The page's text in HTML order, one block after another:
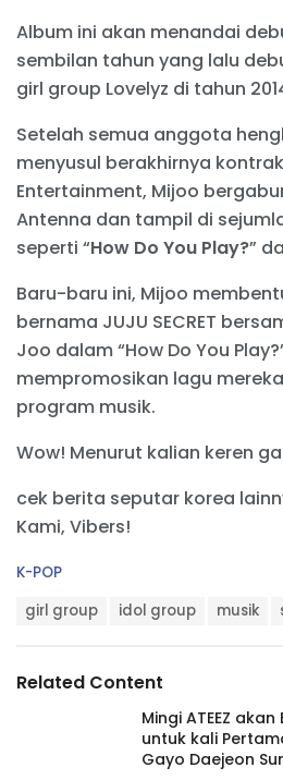
Album ini akan menandai
sembilan tahun yang lalu
girl group Lovelyz di tahun
Setelah semua anggota
menyusul berakhirnya
Entertainment, Mijoo
Antenna dan tampil di
seperti “How Do You Play?”
Baru-baru ini, Mijoo
bernama JUJU SECRET
Joo dalam “How Do You
mempromosikan lagu mereka
program musik.
Wow! Menurut kalian keren
cek berita seputar korea
Kami, Vibers!
C
r
K-POP
:
girl group idol group musik
Related Content
Mingi ATEEZ
untuk kali
Gayo Daejeon